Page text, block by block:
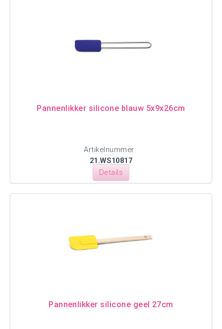
Pannenlikker silicone blauw 5x9x26cm
Artikelnummer:
21.WS10817
Details
Pannenlikker silicone geel 27cm